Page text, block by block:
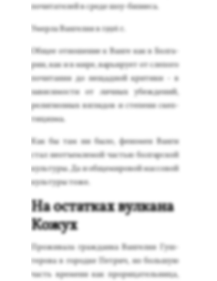
по­чита­телей в сре­де шоу-биз­не­са.
Умер­ла Ван­ге­лия в 1996 г.
Об­щее от­но­шение к Ван­ге как в Бол­га­
рии, как и в ми­ре, варь­иру­ет от сле­пого
по­чита­ния до не­щад­ной кри­тики - в
за­виси­мос­ти от лич­ных убеж­де­ний,
ре­лиги­оз­ных взгля­дов и сте­пени скеп­
ти­циз­ма.
Как бы там ни бы­ло, фе­номен Ван­ги
стал не­отъ­ем­ле­мой частью бол­гар­ской
куль­ту­ры. Да и об­ще­миро­вой мас­со­вой
куль­ту­ры то­же.
На остатках вулкана
Кожух
Про­жива­ла граж­данка Ван­ге­лия Гуш­
те­рова в го­род­ке Пет­рич, но боль­шую
часть вре­мени как про­рица­тель­ни­ца,